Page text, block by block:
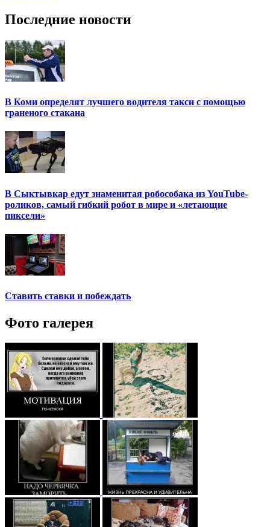
Последние новости
В Коми определят лучшего водителя такси с помощью
граненого стакана
В Сыктывкар едут знаменитая робособака из YouTube-
роликов, самый гибкий робот в мире и «летающие
пиксели»
Ставить ставки и побеждать
Фото галерея